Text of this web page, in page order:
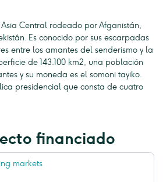
Central rodeado por Afganistán,
Es conocido por sus escarpadas
entre los amantes del senderismo y la
de 143.100 km2, una población
y su moneda es el somoni tayiko.
presidencial que consta de cuatro
financiado